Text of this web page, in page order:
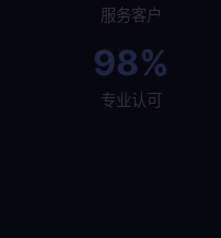
服务客户
98%
专业认可